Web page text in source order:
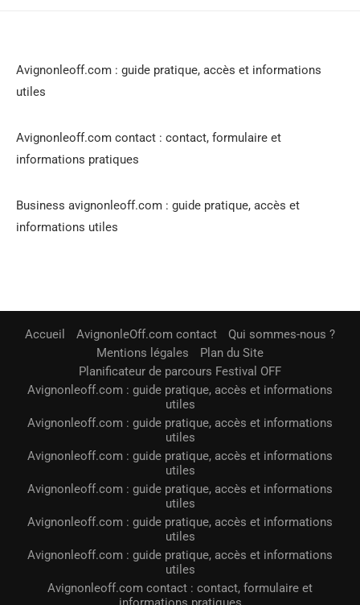
Avignonleoff.com : guide pratique, accès et informations
utiles
Avignonleoff.com contact : contact, formulaire et
informations pratiques
Business avignonleoff.com : guide pratique, accès et
informations utiles
Accueil AvignonleOff.com contact
Qui sommes-nous ?
Mentions légales
Plan du Site
Planificateur de parcours Festival OFF
Avignonleoff.com : guide pratique, accès et informations
utiles
Avignonleoff.com : guide pratique, accès et informations
utiles
Avignonleoff.com : guide pratique, accès et informations
utiles
Avignonleoff.com : guide pratique, accès et informations
utiles
Avignonleoff.com : guide pratique, accès et informations
utiles
Avignonleoff.com : guide pratique, accès et informations
utiles
Avignonleoff.com contact : contact, formulaire et